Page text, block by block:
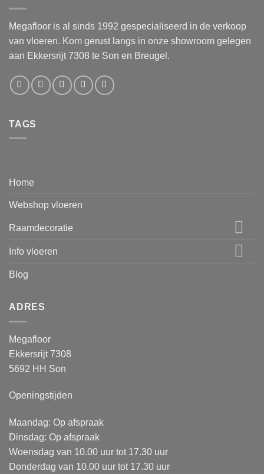
Megafloor is al sinds 1992 gespecialiseerd in de verkoop
van vloeren. Kom gerust langs in onze showroom gelegen
aan Ekkersrijt 7308 te Son en Breugel.
TAGS
Home
Webshop vloeren
Raamdecoratie
Info vloeren
Blog
ADRES
Megafloor
Ekkersrijt 7308
5692 HH Son
Openingstijden
Maandag: Op afspraak
Dinsdag: Op afspraak
Woensdag van 10.00 uur tot 17.30 uur
Donderdag van 10.00 uur tot 17.30 uur